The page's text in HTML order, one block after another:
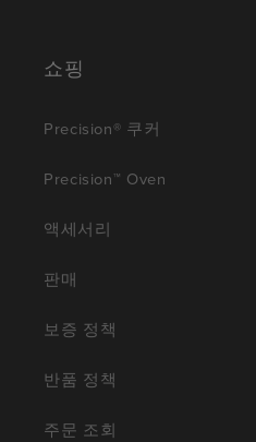
쇼핑
Precision® 쿠커
Precision™ Oven
액세서리
판매
보증 정책
반품 정책
주문 조회